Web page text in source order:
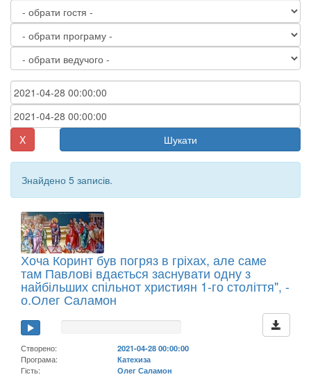
X Шукати
Знайдено 5 записів.
Хоча Коринт був погряз в гріхах, але саме
там Павлові вдається заснувати одну з
найбільших спільнот християн 1-го століття", -
о.Олег Саламон
Створено:
2021-04-28 00:00:00
Програма:
Катехиза
Гість:
Олег Саламон